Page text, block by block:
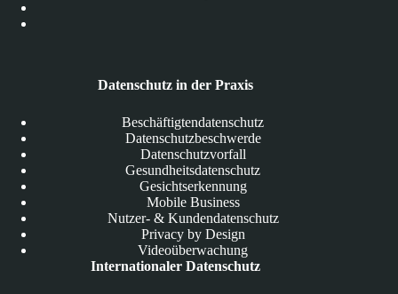
Datenschutz in der Praxis
Beschäftigtendatenschutz
Datenschutzbeschwerde
Datenschutzvorfall
Gesundheitsdatenschutz
Gesichtserkennung
Mobile Business
Nutzer- & Kundendatenschutz
Privacy by Design
Videoüberwachung
Internationaler Datenschutz